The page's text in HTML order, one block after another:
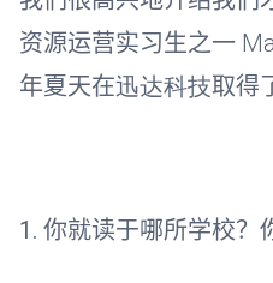
资源运营实习生之一
年夏天在迅达科技取得
1.你就读于哪所学校？